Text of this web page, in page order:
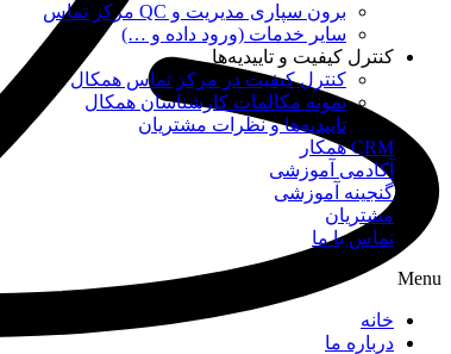
برون سپاری مدیریت و QC مرکز تماس
سایر خدمات (ورود داده و …)
کنترل کیفیت و تاییدیه‌ها
کنترل کیفیت در مرکز تماس همکال
نمونه مکالمات کارشناسان همکال
تاییدیه‌ها و نظرات مشتریان
CRM همکار
آکادمی آموزشی
گنجینه آموزشی
مشتریان
تماس با ما
Menu
خانه
درباره ما